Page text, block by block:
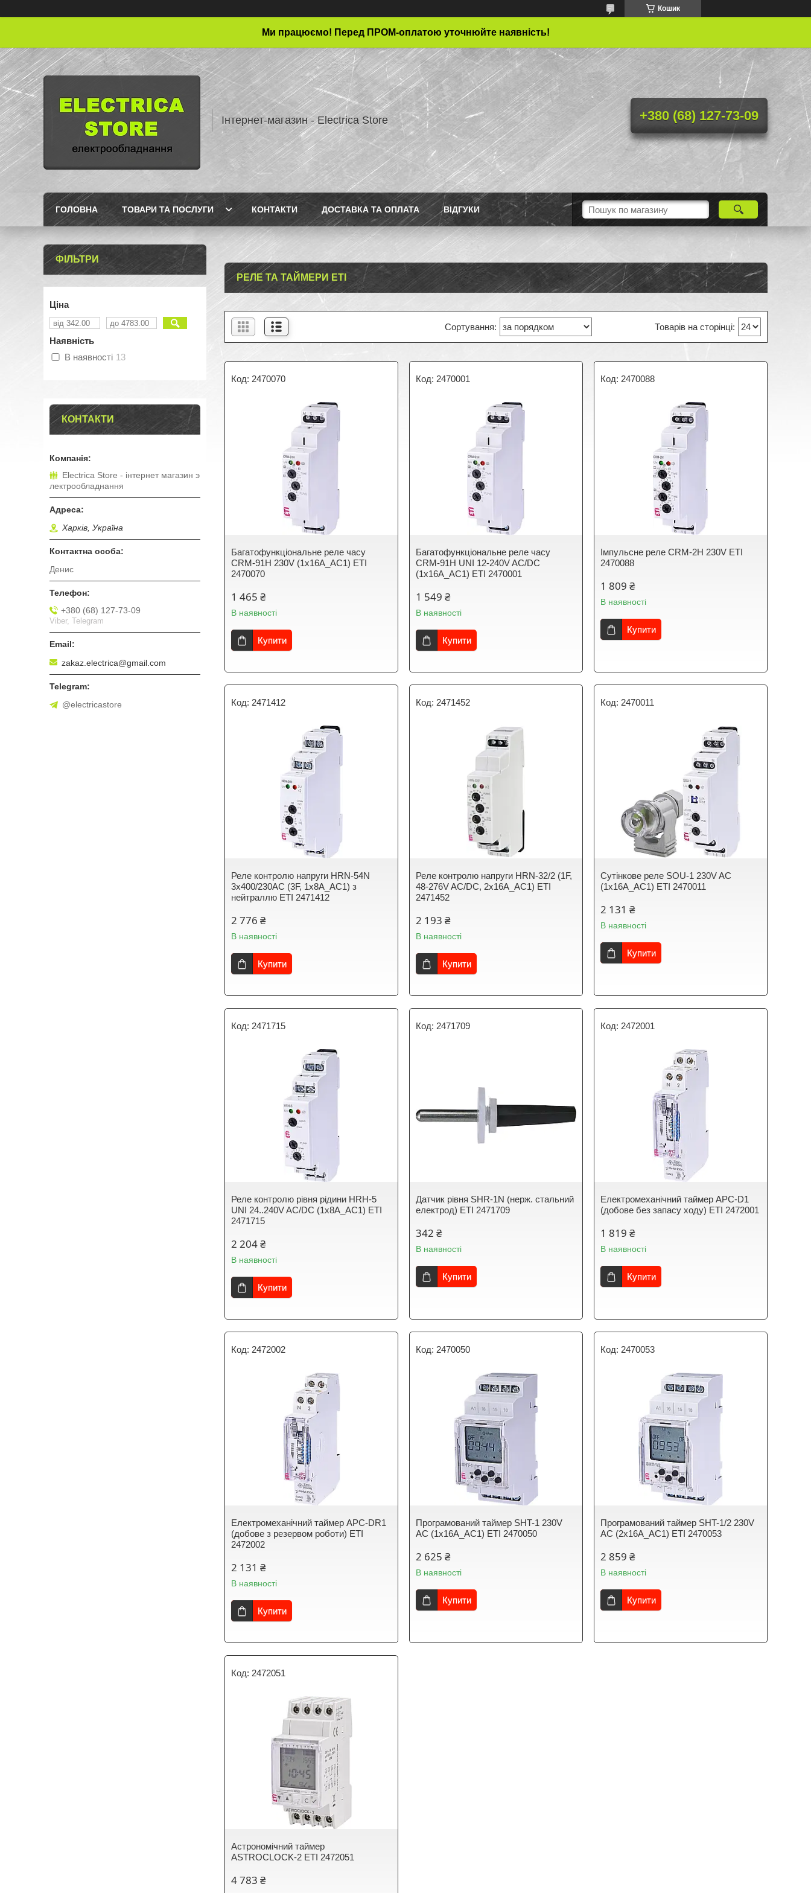
Кошик
Ми працюємо! Перед ПРОМ-оплатою уточнюйте наявність!
Інтернет-магазин - Electrica Store +380 (68) 127-73-09
ГОЛОВНА ТОВАРИ ТА ПОСЛУГИ КОНТАКТИ ДОСТАВКА ТА ОПЛАТА ВІДГУКИ
РЕЛЕ ТА ТАЙМЕРИ ETI
2470070
Багатофункціональне реле часу
CRM-91H 230V (1x16A_AC1) ЕТІ
2470070
1 465 ₴
В наявності
Купити
2470001
Багатофункціональне реле часу
CRM-91H UNI 12-240V AC/DC
(1x16A_AC1) ЕТІ 2470001
1 549 ₴
В наявності
Купити
2470088
Імпульсне реле CRM-2H 230V ЕТІ
2470088
1 809 ₴
В наявності
Купити
2471412
Реле контролю напруги HRN-54N
3x400/230AC (3F, 1x8A_AC1) з
нейтраллю ЕТІ 2471412
2 776 ₴
В наявності
Купити
2471452
Реле контролю напруги HRN-32/2 (1F,
48-276V AC/DC, 2x16A_AC1) ETI
2471452
2 193 ₴
В наявності
Купити
2470011
Сутінкове реле SOU-1 230V AC
(1x16A_AC1) ЕТІ 2470011
2 131 ₴
В наявності
Купити
2471715
Реле контролю рівня рідини HRH-5
UNI 24..240V AC/DC (1x8A_AC1) ЕТІ
2471715
2 204 ₴
В наявності
Купити
2471709
Датчик рівня SHR-1N (нерж. стальний
електрод) ETI 2471709
342 ₴
В наявності
Купити
2472001
Електромеханічний таймер APC-D1
(добове без запасу ходу) ЕТІ 2472001
1 819 ₴
В наявності
Купити
2472002
Електромеханічний таймер APC-DR1
(добове з резервом роботи) ЕТІ
2472002
2 131 ₴
В наявності
Купити
2470050
Програмований таймер SHT-1 230V
AC (1x16A_AC1) ЕТІ 2470050
2 625 ₴
В наявності
Купити
2470053
Програмований таймер SHT-1/2 230V
AC (2x16A_AC1) ЕТІ 2470053
2 859 ₴
В наявності
Купити
2472051
Астрономічний таймер
ASTROCLOCK-2 ЕТІ 2472051
4 783 ₴
ФІЛЬТРИ
Ціна
Наявність
В наявності 13
КОНТАКТИ
Electrica Store - інтернет магазин э
лектрообладнання
Харків, Україна
Денис
+380 (68) 127-73-09
Viber, Telegram
zakaz.electrica@gmail.com
@electricastore